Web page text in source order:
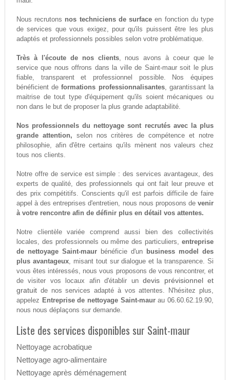
Nous recrutons nos techniciens de surface en fonction du type
de services que vous exigez, pour qu'ils puissent être les plus
adaptés et professionnels possibles selon votre problématique.
Très à l'écoute de nos clients, nous avons à coeur que le
service que nous offrons dans la ville de Saint-maur soit le plus
fiable, transparent et professionnel possible. Nos équipes
bénéficient deformations professionnalisantes, garantissant la
maitrise de tout type d'équipement qu'ils soient mécaniques ou
non dans le but de proposer la plus grande adaptabilité.
Nos professionnels du nettoyage sont recrutés avec la plus
grande attention, selon nos critères de compétence et notre
philosophie, afin d'être certains qu'ils mènent nos valeurs chez
tous nos clients.
Notre offre de service est simple : des services avantageux, des
experts de qualité, des professionnels qui ont fait leur preuve et
des prix compétitifs. Conscients qu'il est parfois difficile de faire
appel à des entreprises d'entretien, nous nous proposons devenir
à votre rencontre afin de définir plus en détail vos attentes.
Notre clientèle variée comprend aussi bien des collectivités
locales, des professionnels ou même des particuliers,entreprise
de nettoyage Saint-maurbénéficie d'un business model des
plus avantageux, misant tout sur dialogue et la transparence. Si
vous êtes intéressés, nous vous proposons de vous rencontrer, et
de visiter vos locaux afin d'établir undevis prévisionnel et
gratuitde nos services adapté à vos attentes. N'hésitez plus,
appelez Entreprise de nettoyage Saint-maurau 06.60.62.19.90,
nous nous déplaçons sur demande.
Liste des services disponibles sur Saint-maur
Nettoyage acrobatique
Nettoyage agro-alimentaire
Nettoyage après déménagement